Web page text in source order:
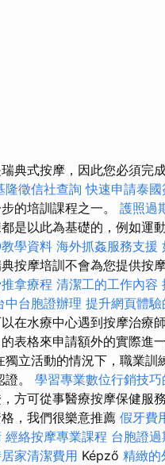
典式按摩，因此您必須完
隆徵信社查詢 快速申請泰國
的培訓課程之一。 護照過
是以此為基礎的，例如運
教學資料 海外抓姦服務支援
按摩培訓不會為您提供按
拿療程 清潔工的工作內容
中台胞證辦理 提升網頁體
在水療中心遇到按摩治療
表格來申請額外的實際進
獨立活動的情況下，職業訓
證。 學習專業數位行銷技
方可從事醫療按摩保健服
，我們很樂意推薦 假牙費
經絡按摩專業課程 台胞證
家清潔費用 Képző 精緻的